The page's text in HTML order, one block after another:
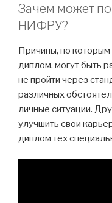
Зачем может
НИФРУ?
Причины, по
диплом, могут быть
не пройти через
различных
личные ситуации.
улучшить свои
диплом тех